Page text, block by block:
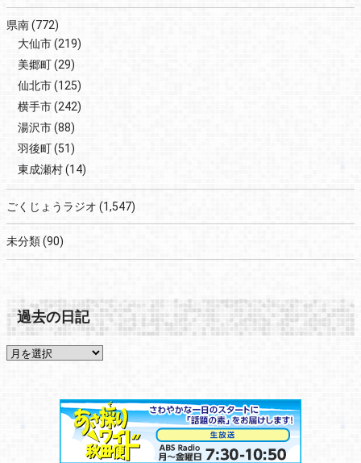
県南(772)
大仙市(219)
美郷町(29)
仙北市(125)
横手市(242)
湯沢市(88)
羽後町(51)
東成瀬村(14)
ごくじょうラジオ (1,547)
未分類(90)
過去の日記